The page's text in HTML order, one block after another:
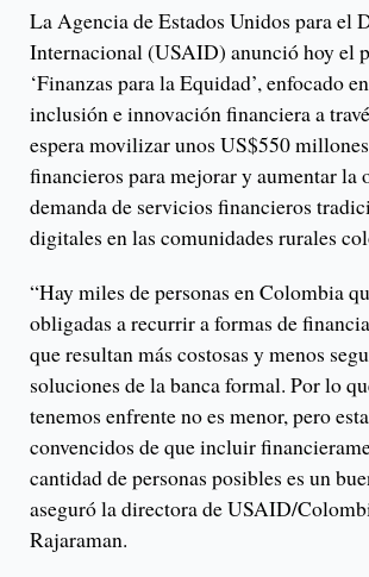
La Agencia de Estados Unidos para el
Internacional (USAID) anunció hoy el
‘Finanzas para la Equidad’, enfocado
inclusión e innovación financiera a
espera movilizar unos US$550
financieros para mejorar y aumentar la
demanda de servicios financieros
digitales en las comunidades rurales
“Hay miles de personas en Colombia
obligadas a recurrir a formas de
que resultan más costosas y menos
soluciones de la banca formal. Por lo
tenemos enfrente no es menor, pero
convencidos de que incluir
cantidad de personas posibles es un
aseguró la directora de USAID/
Rajaraman.